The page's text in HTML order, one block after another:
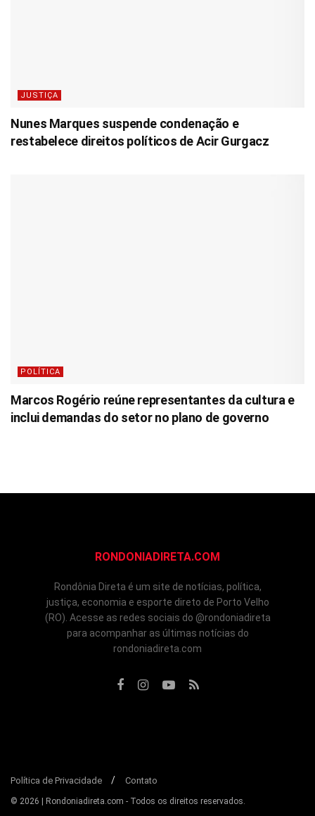
JUSTIÇA
Nunes Marques suspende condenação e
restabelece direitos políticos de Acir Gurgacz
POLÍTICA
Marcos Rogério reúne representantes da cultura e
inclui demandas do setor no plano de governo
RONDONIADIRETA.COM
Rondônia Direta é um site de notícias, política,
justiça, economia e esporte direto de Porto Velho
(RO). Acesse as redes sociais do @rondoniadireta
para acompanhar as últimas notícias do
rondoniadireta.com
Política de Privacidade Contato
© 2026 | Rondoniadireta.com - Todos os direitos reservados.